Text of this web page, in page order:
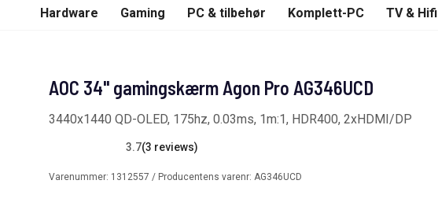
Hardware Gaming PC & tilbehør Komplett-PC TV & Hifi
AOC 34" gamingskærm Agon Pro AG346UCD
3440x1440 QD-OLED, 175hz, 0.03ms, 1m:1, HDR400, 2xHDMI/DP
3.7(3 reviews)
Varenummer: 1312557 / Producentens varenr: AG346UCD